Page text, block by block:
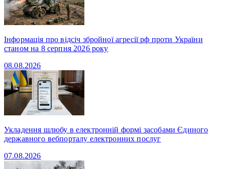
Інформація про відсіч збройної агресії рф проти України
станом на 8 серпня 2026 року
08.08.2026
Укладення шлюбу в електронній формі засобами Єдиного
державного вебпорталу електронних послуг
07.08.2026